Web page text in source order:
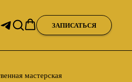
ЗАПИСАТЬСЯ
мастерская